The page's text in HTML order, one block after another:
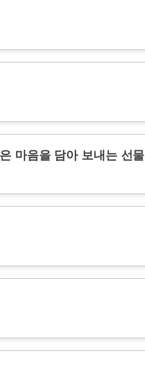
마음을 담아 보내는 선물